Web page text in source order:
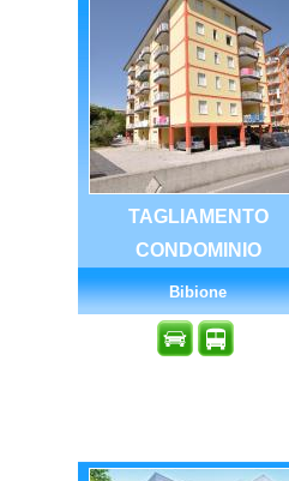
TAGLIAMENTO
CONDOMINIO
Bibione